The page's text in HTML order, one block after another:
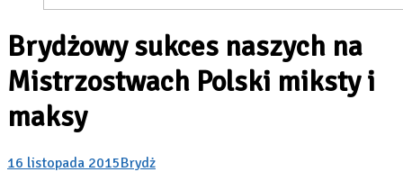
Brydżowy sukces naszych na
Mistrzostwach Polski miksty i
maksy
16 listopada 2015Brydż